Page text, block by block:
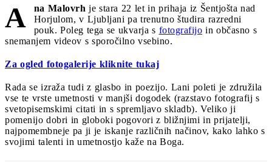
A na Malovrh je stara 22 let in prihaja iz Šentjošta nad
Horjulom, v Ljubljani pa trenutno študira razredni
pouk. Poleg tega se ukvarja s fotografijo in občasno s
snemanjem videov s sporočilno vsebino.
Za ogled fotogalerije kliknite tukaj
Rada se izraža tudi z glasbo in poezijo. Lani poleti je združila
vse te vrste umetnosti v manjši dogodek (razstavo fotografij s
svetopisemskimi citati in s spremljavo skladb). Veliko ji
pomenijo dobri in globoki pogovori z bližnjimi in prijatelji,
najpomembneje pa ji je iskanje različnih načinov, kako lahko s
svojimi talenti in umetnostjo kaže na Boga.